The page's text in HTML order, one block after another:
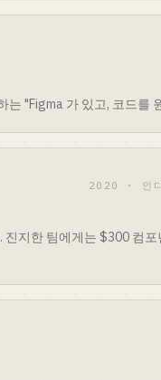
는 "Figma 가 있고, 코드를
2020 · 인
지한 팀에게는 $300 컴